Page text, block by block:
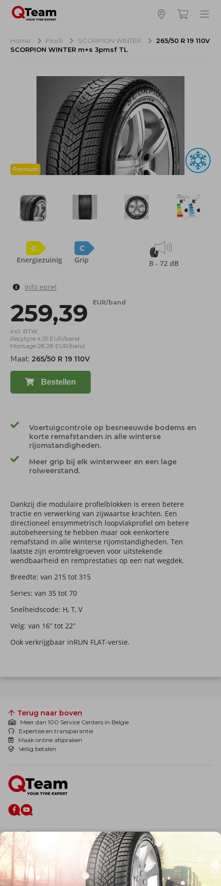
Hoeveel banden wilt u bestellen?
Totaal inclusief BTW:
Bestellen
Annuleren
Home Pirelli SCORPION WINTER
265/50 R 19 110V
SCORPION WINTER m+s 3pmsf TL
Premium
C
Energiezuinig
C
Grip B - 72 dB
Info eprel
259,39 EUR/band
incl. BTW
Recytyre 4,55 EUR/band
Montage 28,28 EUR/band
Maat: 265/50 R 19 110V
Bestellen
Voertuigcontrole op besneeuwde bodems en
korte remafstanden in alle winterse
rijomstandigheden.
Meer grip bij elk winterweer en een lage
rolweerstand.
Dankzij die modulaire profielblokken is ereen betere
tractie en verwerking van zijwaartse krachten. Een
directioneel ensymmetrisch loopvlakprofiel om betere
autobeheersing te hebben maar ook eenkortere
remafstand in alle winterse rijomstandigheden. Ten
laatste zijn eromtrekgroeven voor uitstekende
wendbaarheid en remprestaties op een nat wegdek.
Breedte: van 215 tot 315
Series: van 35 tot 70
Snelheidscode: H, T, V
Velg: van 16” tot 22”
Ook verkrijgbaar inRUN FLAT-versie.
Terug naar boven
Meer dan 100 Service Centers in Belgie
Expertise en transparantie
Maak online afspraken
Veilig betalen
De firma
Wie zijn wij?
Blog
Onze dienstverlening
Banden